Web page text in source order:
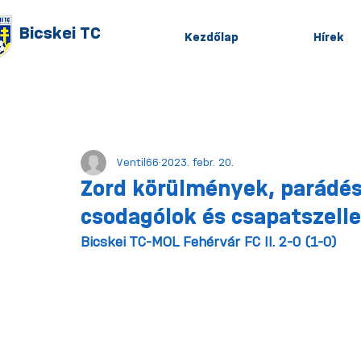
Bicskei TC Kezdőlap Hírek
Zord körülmények,
csodagólok és
Ventil66 2023. febr. 20.
Bicskei TC-MOL Fehérvár FC II. 2-0 (1-0)